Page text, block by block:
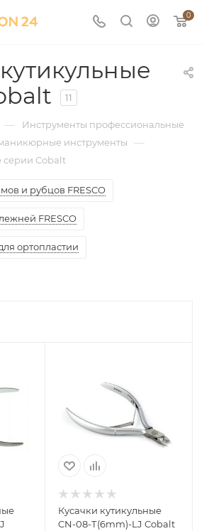
0
11
— Инструменты профессиональные
инструменты —
серии Cobalt
и рубцов FRESCO
FRESCO
ортопластии
Кусачки кутикульные
CN-08-Т(6mm)-LJ Cobalt